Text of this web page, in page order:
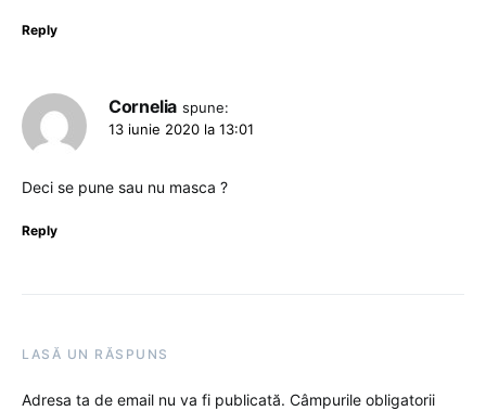
Reply
Cornelia spune:
13 iunie 2020 la 13:01
Deci se pune sau nu masca ?
Reply
LASĂ UN RĂSPUNS
Adresa ta de email nu va fi publicată. Câmpurile obligatorii